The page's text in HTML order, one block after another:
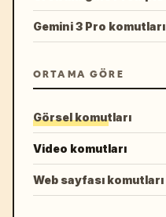
Gemini 3 Pro komutları
ORTAMA GÖRE
Görsel komutları
Video komutları
Web sayfası komutları